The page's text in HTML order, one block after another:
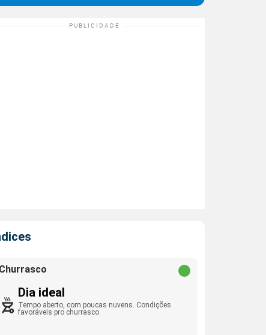
Churrasco
Dia ideal
Tempo aberto, com poucas nuvens. Condições
favoráveis pro churrasco.